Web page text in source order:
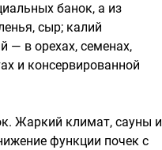
банок, а из
сыр; калий
— в орехах, семенах,
и консервированной
Жаркий климат, сауны и
функции почек с